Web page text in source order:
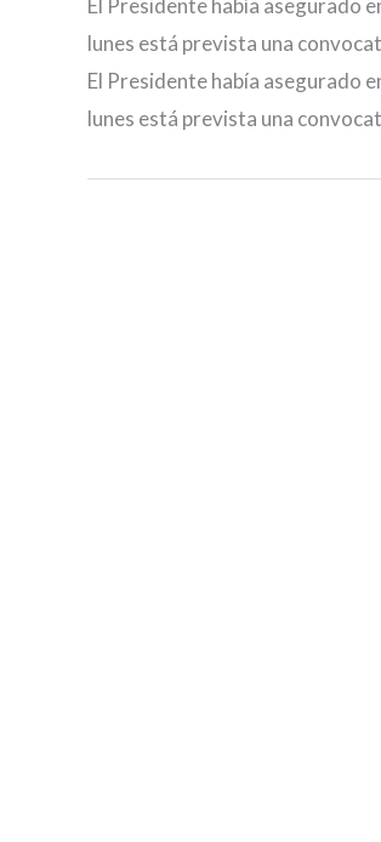
El Presidente había asegurado
lunes está prevista una
El Presidente había asegurado
lunes está prevista una